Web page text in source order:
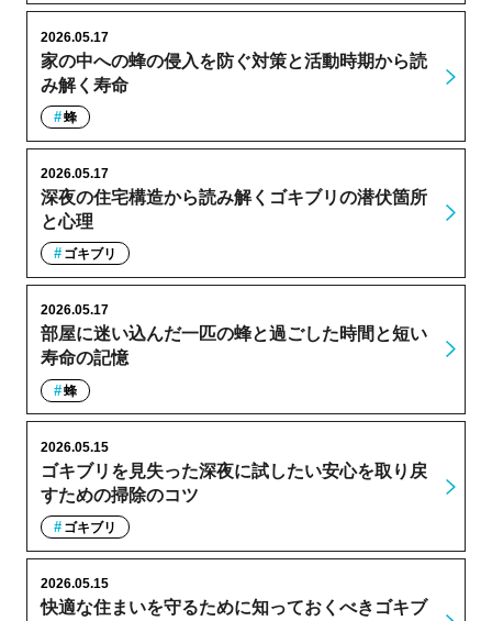
家の中への蜂の侵入を防ぐ対策と活動時期から読
み解く寿命
2026.05.17
蜂
深夜の住宅構造から読み解くゴキブリの潜伏箇所
と心理
2026.05.17
ゴキブリ
部屋に迷い込んだ一匹の蜂と過ごした時間と短い
寿命の記憶
2026.05.17
蜂
ゴキブリを見失った深夜に試したい安心を取り戻
すための掃除のコツ
2026.05.15
ゴキブリ
快適な住まいを守るために知っておくべきゴキブ
2026.05.15